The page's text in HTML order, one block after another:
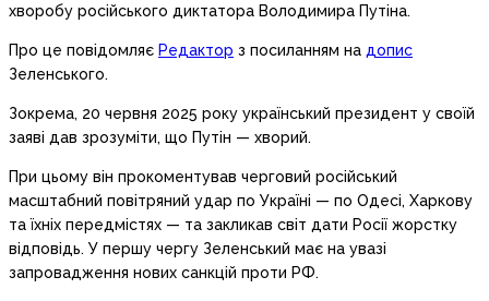
хворобу російського диктатора Володимира Путіна.
Про це повідомляє Редактор з посиланням на допис
Зеленського.
Зокрема, 20 червня 2025 року український президент у своїй
заяві дав зрозуміти, що Путін — хворий.
При цьому він прокоментував черговий російський
масштабний повітряний удар по Україні — по Одесі, Харкову
та їхніх передмістях — та закликав світ дати Росії жорстку
відповідь. У першу чергу Зеленський має на увазі
запровадження нових санкцій проти РФ.